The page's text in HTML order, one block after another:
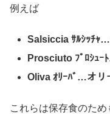
例えば
Salsiccia ｻﾙｼｯﾁｬ
Prosciuto ﾌﾟﾛｼｭｰ
Oliva ｵﾘｰﾊﾞ…オリ
これらは保存食のため